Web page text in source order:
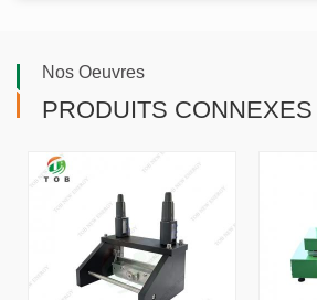
Nos Oeuvres
PRODUITS CONNEXES